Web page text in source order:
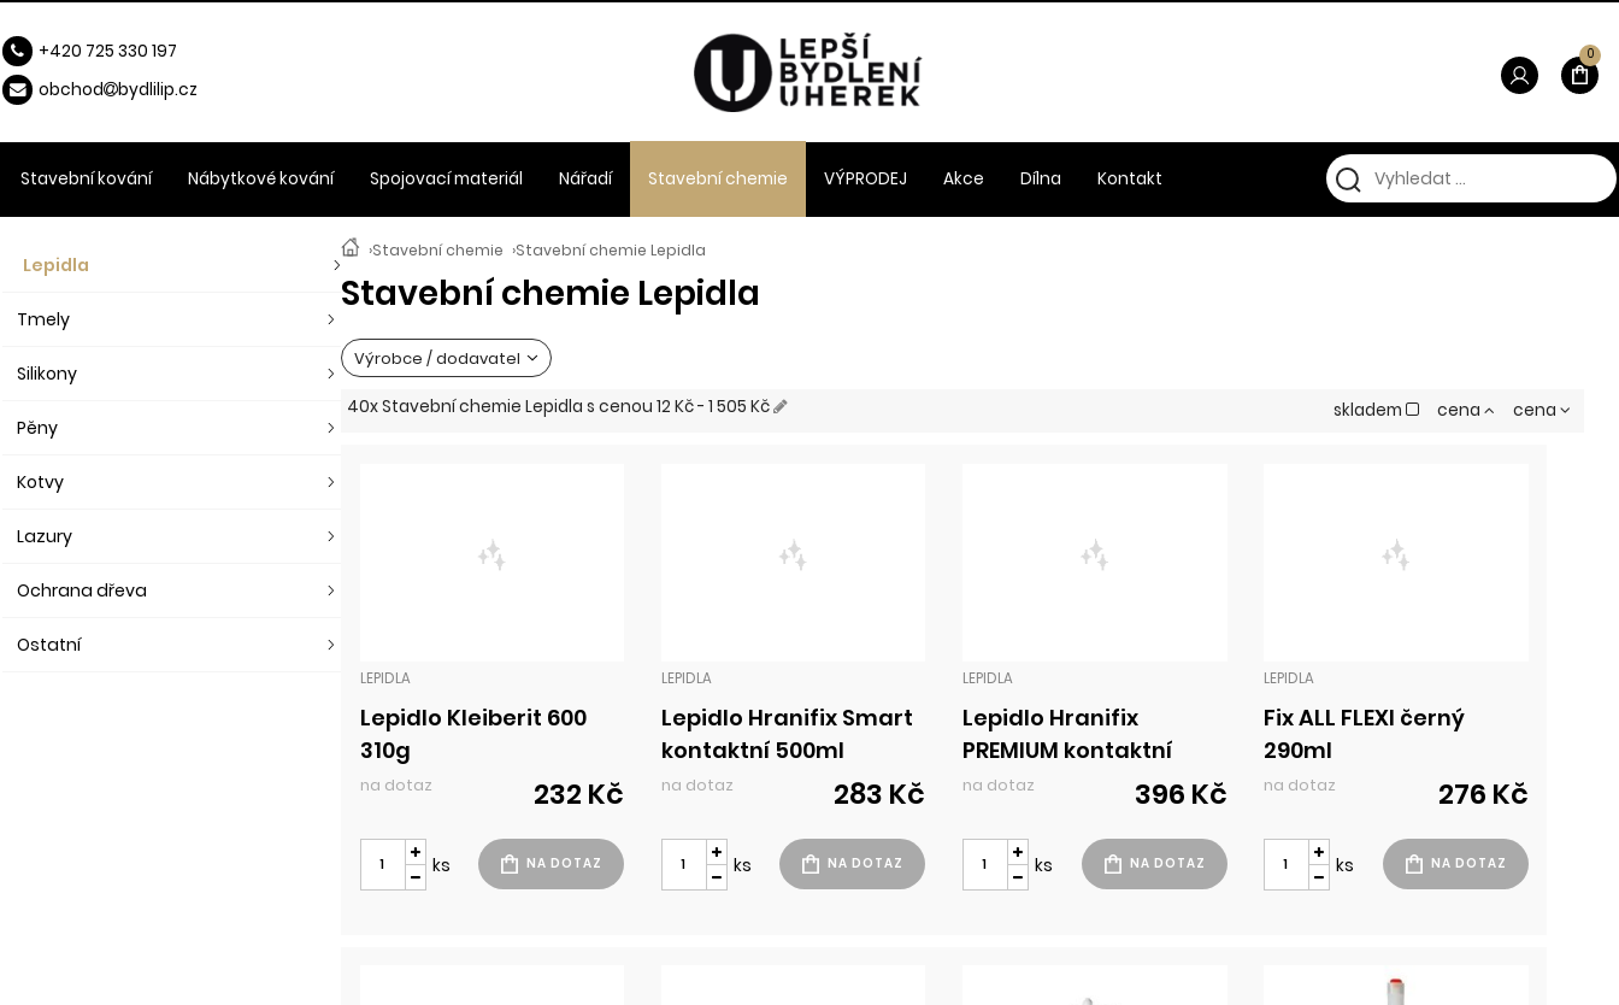
›Stavební chemie ›Stavební chemie Lepidla
Stavební chemie Lepidla
Výrobce / dodavatel
skladem cena cena
40x Stavební chemie Lepidla s cenou12 Kč - 1 505 Kč
LEPIDLA
Lepidlo Kleiberit 600
310g
na dotaz 232 Kč
ks
LEPIDLA
Lepidlo Hranifix Smart
kontaktní 500ml
areosol
na dotaz 283 Kč
ks
LEPIDLA
Lepidlo Hranifix
PREMIUM kontaktní
500ml sprej
na dotaz 396 Kč
ks
LEPIDLA
Fix ALL FLEXI černý
290ml
na dotaz 276 Kč
ks
Lepidla
Tmely
Silikony
Pěny
Kotvy
Lazury
Ochrana dřeva
Ostatní
Stavební kování Nábytkové kování Spojovací materiál Nářadí Stavební chemie VÝPRODEJ Akce Dílna Kontakt
0
+420 725 330 197
obchod
bydlilip.cz